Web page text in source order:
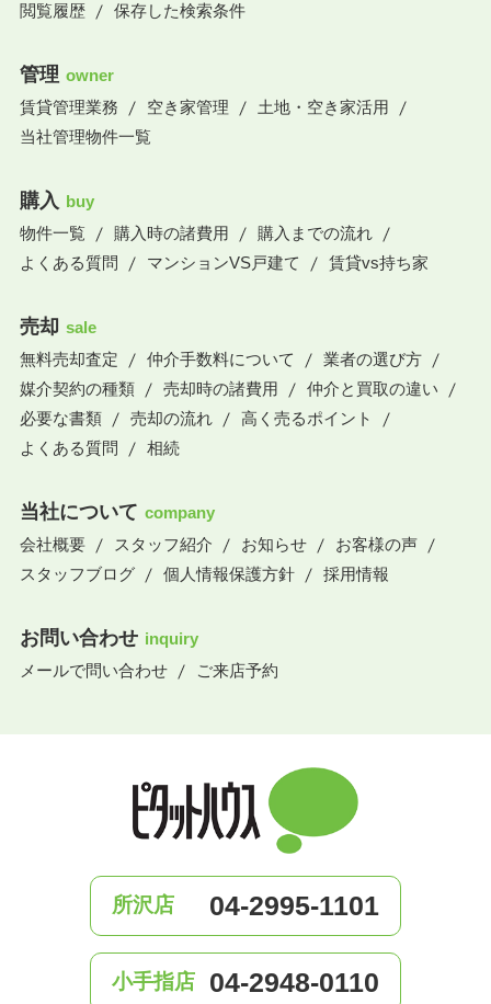
閲覧履歴
保存した検索条件
管理 owner
賃貸管理業務
空き家管理
土地・空き家活用
当社管理物件一覧
購入 buy
物件一覧
購入時の諸費用
購入までの流れ
よくある質問
マンションVS戸建て 賃貸vs持ち家
売却 sale
無料売却査定
仲介手数料について
業者の選び方
媒介契約の種類
売却時の諸費用
仲介と買取の違い
必要な書類
売却の流れ
高く売るポイント
よくある質問
相続
当社について company
会社概要
スタッフ紹介 お知らせ
お客様の声
スタッフブログ
個人情報保護方針 採用情報
お問い合わせ inquiry
メールで問い合わせ
ご来店予約
所沢店 04-2995-1101
小手指店 04-2948-0110